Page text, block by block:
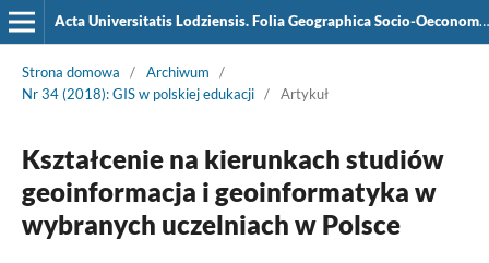
Acta Universitatis Lodziensis. Folia Geographica Socio-Oeconomica
Strona domowa / Archiwum
/
Nr 34 (2018): GIS w polskiej edukacji / Artykuł
Kształcenie na kierunkach studiów
geoinformacja i geoinformatyka w
wybranych uczelniach w Polsce